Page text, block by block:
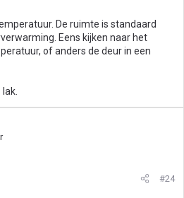
De ruimte is standaard
Eens kijken naar het
of anders de deur in een
#24